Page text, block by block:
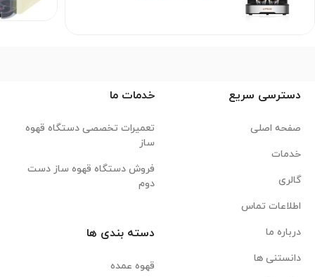
دسترسی سریع
صفحه اصلی
خدمات
گالری
اطلاعات تماس
درباره ما
دانستنی ها
خدمات ما
تعمیرات تخصصی دستگاه قهوه
ساز
فروش دستگاه قهوه ساز دست
دوم
دسته بندی ها
قهوه عمده